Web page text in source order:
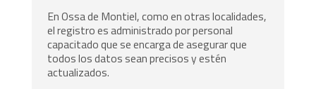
En Ossa de Montiel, como en otras localidades,
el registro es administrado por personal
capacitado que se encarga de asegurar que
todos los datos sean precisos y estén
actualizados.